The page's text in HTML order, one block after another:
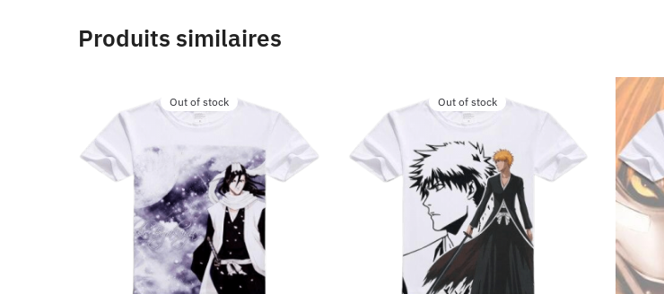
Produits similaires
Out of stock Out of stock